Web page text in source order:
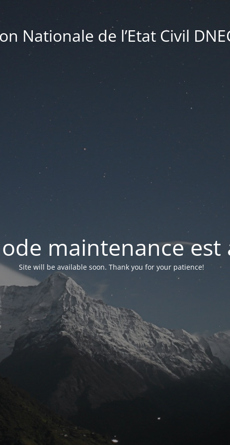
Nationale de l’Etat Civil
maintenance est
Site will be available soon. Thank you for your patience!